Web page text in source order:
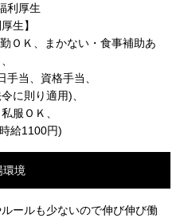
利厚生
生】
ＯＫ、まかない・食事補助あ
当、資格手当、
に則り適用)、
服ＯＫ、
給1100円)
環境
ールも少ないので伸び伸び働